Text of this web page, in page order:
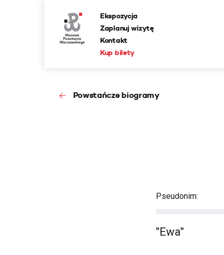
Ekspozycja
Zaplanuj wizytę
Kontakt
Kup bilety
Powstańcze biogramy
Pseudonim:
"Ewa"